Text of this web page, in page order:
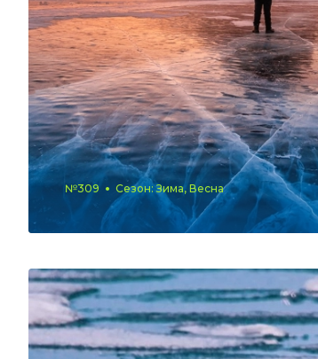
№309 Сезон: Зима, Весна